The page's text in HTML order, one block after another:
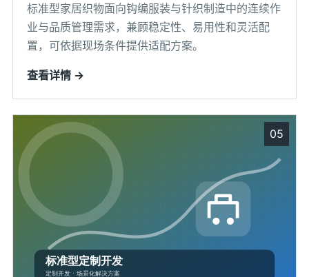
标准型家居织物面向钩编服装与针织制造中的连续作
业与品质管理需求，兼顾稳定性、易用性和灵活配
置，可依据现场条件提供适配方案。
查看详情 →
05